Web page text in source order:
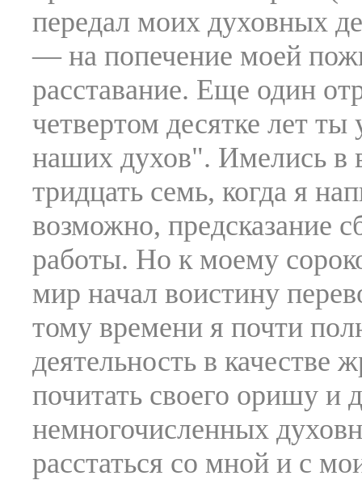
передал моих духовных
— на попечение моей
расставание. Еще один
четвертом десятке лет
наших духов". Имелись
тридцать семь, когда я
возможно, предсказание
работы. Но к моему
мир начал воистину
тому времени я почти
деятельность в качестве
почитать своего оришу и
немногочисленных
расстаться со мной и с